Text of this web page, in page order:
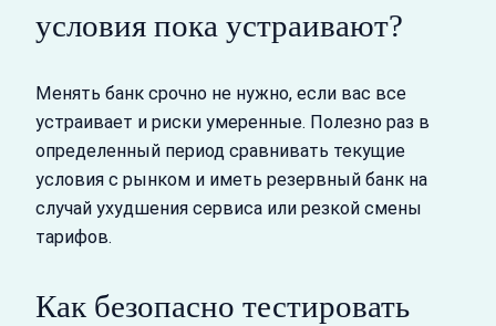
условия пока устраивают?
Менять банк срочно не нужно, если вас все
устраивает и риски умеренные. Полезно раз в
определенный период сравнивать текущие
условия с рынком и иметь резервный банк на
случай ухудшения сервиса или резкой смены
тарифов.
Как безопасно тестировать